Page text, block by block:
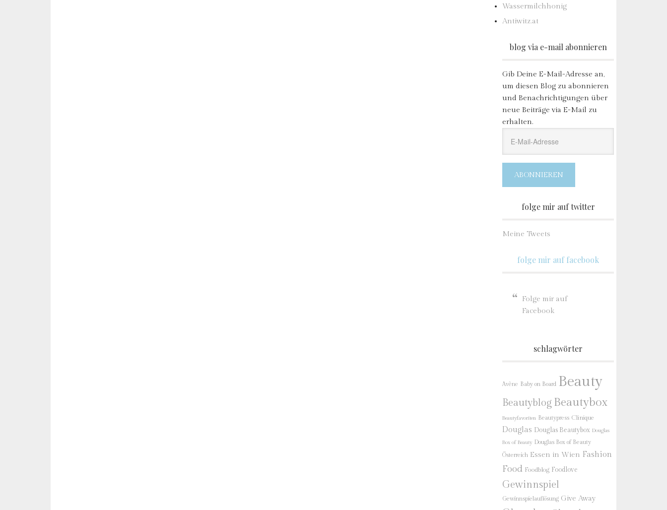
Wassermilchhonig
Antiwitz.at
blog via e-mail abonnieren
Gib Deine E-Mail-Adresse an,
um diesen Blog zu abonnieren
und Benachrichtigungen über
neue Beiträge via E-Mail zu
erhalten.
Mail-
Adresse
ABONNIEREN
folge mir auf twitter
Meine Tweets
folge mir auf facebook
Folge mir auf
Facebook
schlagwörter
Avène Baby on Board Beauty
Beautyblog Beautybox
Beautyfavoriten Beautypress Clinique
Douglas Douglas Beautybox Douglas
Box of Beauty Douglas Box of Beauty
Österreich Essen in Wien Fashion
Food Foodblog Foodlove
Gewinnspiel
Gewinnspielauflösung Give Away